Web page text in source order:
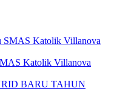
Katolik Villanova